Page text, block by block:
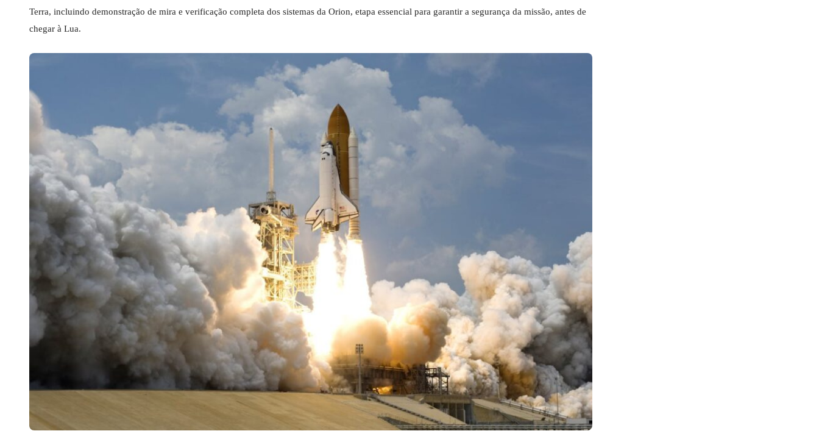
Terra, incluindo demonstração de mira e verificação completa dos sistemas da Orion, etapa essencial para garantir a segurança da missão, antes de
chegar à Lua.